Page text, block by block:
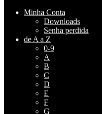
Minha Conta
Downloads
Senha perdida
de A a Z
0-9
A
B
C
D
E
F
G